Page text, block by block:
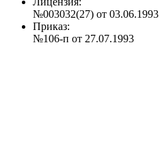
№003032(27) от 03.06.1993
Приказ:
№106-п от 27.07.1993